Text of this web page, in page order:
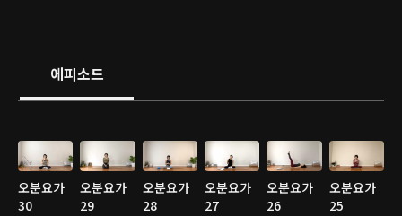
에피소드
오분요가
30
오분요가
29
오분요가
28
오분요가
27
오분요가
26
오분요가
25